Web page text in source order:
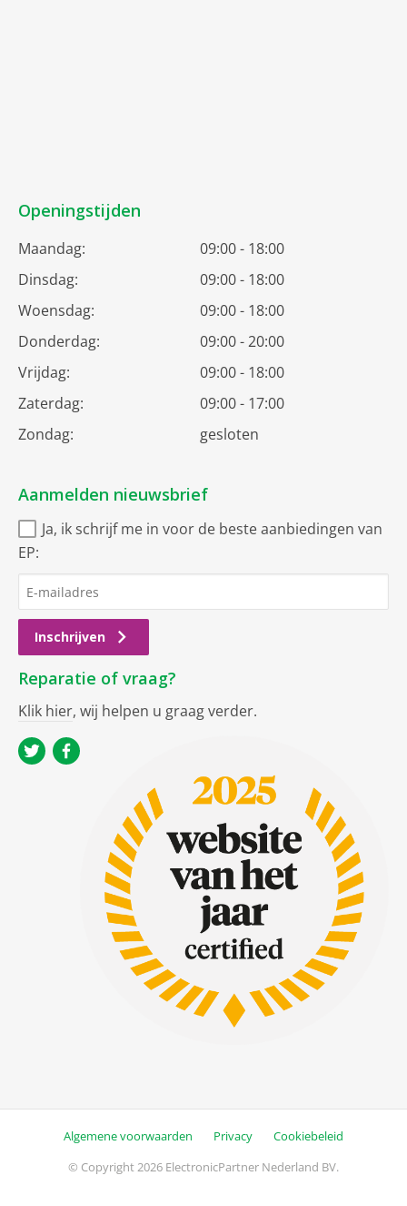
Openingstijden
Maandag:
09:00 - 18:00
Dinsdag:
09:00 - 18:00
Woensdag:
09:00 - 18:00
Donderdag:
09:00 - 20:00
Vrijdag:
09:00 - 18:00
Zaterdag:
09:00 - 17:00
Zondag:
gesloten
Aanmelden nieuwsbrief
Ja, ik schrijf me in voor de beste aanbiedingen van
EP:
Inschrijven
Reparatie of vraag?
Klik hier, wij helpen u graag verder.
Algemene voorwaarden Privacy
Cookiebeleid
© Copyright 2026 ElectronicPartner Nederland BV.